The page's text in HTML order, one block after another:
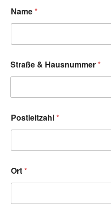
Name*
Straße & Hausnummer*
Postleitzahl*
Ort*